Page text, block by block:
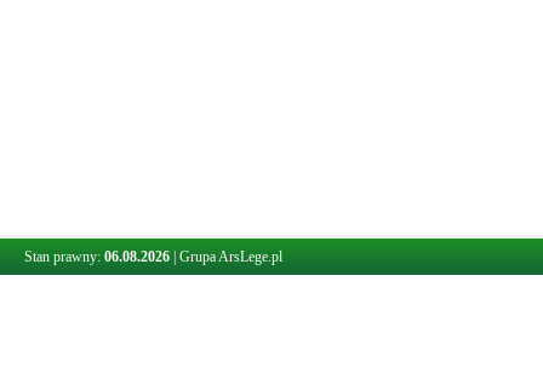
Stan prawny: 06.08.2026 Grupa ArsLege.pl